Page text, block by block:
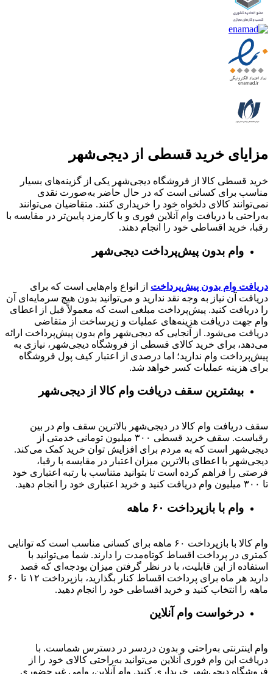
مزایای خرید قسطی از دیجی‌شهر
خرید قسطی کالا از فروشگاه دیجی‌شهر یکی از گزینه‌های بسیار
مناسب برای کسانی است که در حال حاضر به‌صورت نقدی
نمی‌توانند کالای دلخواه خود را خریداری کنند. متقاضیان می‌توانند
به‌راحتی با دریافت وام آنلاین فوری و با کارمزد پایین‌تر در مقایسه با
رقبا، خرید اقساطی خود را انجام دهند.
وام بدون پیش‌پرداخت‌ دیجی‌شهر
دریافت وام بدون پیش‌پرداخت از انواع وام‌هایی است که برای
دریافت آن نیاز به وجه نقد ندارید و می‌توانید بدون هیچ سرمایه‌ای آن
را دریافت کنید. پیش‌پرداخت مبلغی است که معمولاً قبل از اعطای
وام جهت دریافت هزینه‌های عملیات و زیرساخت از متقاضی
دریافت می‌شود. از آنجایی که دیجی‌شهر وام بدون پیش‌پرداخت ارائه
می‌دهد، برای خرید کالای قسطی از فروشگاه دیجی‌شهر، نیازی به
پیش‌پرداخت وام ندارید؛ اما درصدی از اعتبار کیف پول فروشگاه
برای هزینه عملیات کسر خواهد شد.
بیشترین سقف دریافت وام کالا از دیجی‌شهر
سقف دریافت وام کالا در دیجی‌شهر بالاترین سقف وام در بین
رقباست. سقف خرید قسطی ۳۰۰ میلیون تومانی خدمتی از
دیجی‌شهر است که به مردم برای افزایش توان خرید کمک می‌کند.
دیجی‌شهر با اعطای بالاترین میزان اعتبار در مقایسه با رقبا،
فرصتی را فراهم کرده است تا بتوانید متناسب با رتبه اعتباری خود
تا ۳۰۰ میلیون وام دریافت کنید و خرید اعتباری خود را انجام دهید.
وام با بازپرداخت ۶۰ ماهه
وام کالا با بازپرداخت ۶۰ ماهه برای کسانی مناسب است که توانایی
کمتری در پرداخت اقساط کوتاه‌مدت را دارند. شما می‌توانید با
استفاده از این قابلیت، با در نظر گرفتن میزان بودجه‌ای که قصد
دارید هر ماه برای پرداخت اقساط کنار بگذارید، بازپرداخت ۱۲ تا ۶۰
ماهه را انتخاب کنید و خرید اقساطی خود را انجام دهید.
درخواست وام آنلاین
وام اینترنتی به‌راحتی و بدون دردسر در دسترس شماست. با
دریافت این وام فوری آنلاین می‌توانید به‌راحتی کالای خود را از
فروشگاه دیجی‌شهر خریداری کنید. وام آنلاین، وامی غیرحضوری